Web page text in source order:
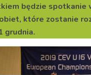
będzie spotkanie
które zostanie
grudnia.